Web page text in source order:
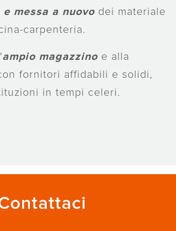
messa a nuovo dei materiale
carpenteria.
ampio magazzino e alla
fornitori affidabili e solidi,
in tempi celeri.